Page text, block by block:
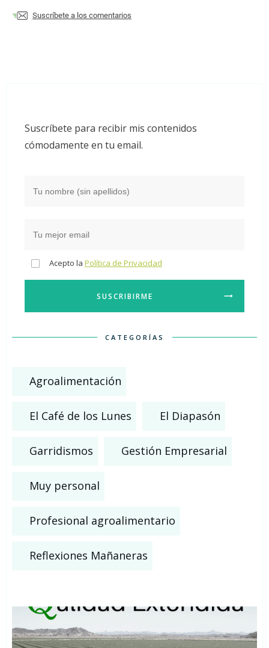
Suscríbete a los comentarios
Suscríbete para recibir mis contenidos
cómodamente en tu email.
Acepto la Política de Privacidad
SUSCRIBIRME
CATEGORÍAS
Agroalimentación
El Café de los Lunes El Diapasón
Garridismos Gestión Empresarial
Muy personal
Profesional agroalimentario
Reflexiones Mañaneras